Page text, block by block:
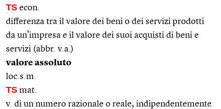
TS econ.
differenza tra il valore dei beni o dei servizi prodotti
da un’impresa e il valore dei suoi acquisti di beni e
servizi (abbr. v.a.)
valore assoluto
loc.s.m.
TS mat.
v. di un numero razionale o reale, indipendentemente